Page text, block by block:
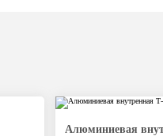
Алюминиевая